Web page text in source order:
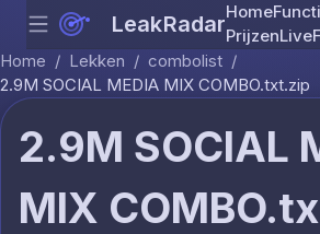
Skip to
Menu LeakRadarHome
PrijzenLive
Home / Lekken / combolist /
2.9M SOCIAL MEDIA MIX COMBO.txt.zip
2.9M SOCIAL
MIX